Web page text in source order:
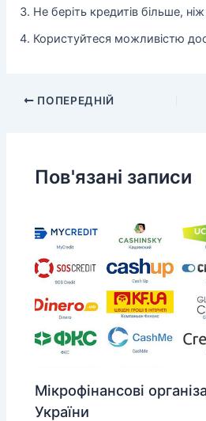
Не беріть кредитів більше,
Користуйтеся можливістю
ПОПЕРЕДНІЙ
Пов'язані записи
Мікрофінансові
України